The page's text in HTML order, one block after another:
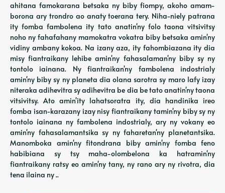
ahitana famokarana betsaka ny biby fiompy, akoho amam-
borona ary trondro ao anaty toerana tery. Niha-niely patrana
ity fomba fambolena ity tato anatin'ny folo taona vitsivitsy
noho ny fahafahany mamokatra vokatra biby betsaka amin'ny
vidiny ambany kokoa. Na izany aza, ity fahombiazana ity dia
misy fiantraikany lehibe amin'ny fahasalaman'ny biby sy ny
tontolo iainana. Ny fiantraikan'ny fambolena indostrialy
amin'ny biby sy ny planeta dia olana sarotra sy maro lafy izay
niteraka adihevitra sy adihevitra be dia be tato anatin'ny taona
vitsivitsy. Ato amin'ity lahatsoratra ity, dia handinika ireo
fomba isan-karazany izay nisy fiantraikany tamin'ny biby sy ny
tontolo iainana ny fambolena indostrialy, ary ny vokany eo
amin'ny fahasalamantsika sy ny faharetan'ny planetantsika.
Manomboka amin'ny fitondrana biby amin'ny fomba feno
habibiana sy tsy maha-olombelona ka hatramin'ny
fiantraikany ratsy eo amin'ny tany, ny rano ary ny rivotra, dia
tena ilaina ny ..